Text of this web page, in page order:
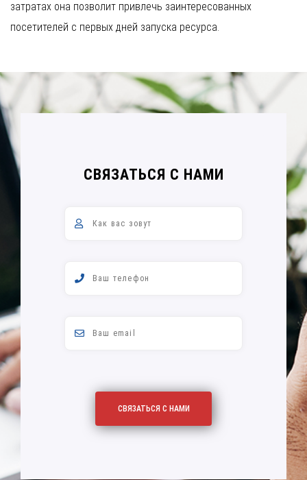
затратах она позволит привлечь заинтересованных
посетителей с первых дней запуска ресурса.
СВЯЗАТЬСЯ С НАМИ